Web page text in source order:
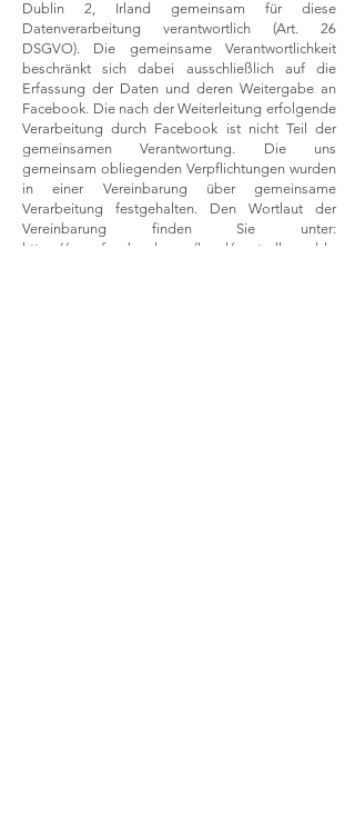
Dublin 2, Irland gemeinsam für diese
Datenverarbeitung verantwortlich (Art. 26
DSGVO). Die gemeinsame Verantwortlichkeit
beschränkt sich dabei ausschließlich auf die
Erfassung der Daten und deren Weitergabe an
Facebook. Die nach der Weiterleitung erfolgende
Verarbeitung durch Facebook ist nicht Teil der
gemeinsamen Verantwortung. Die uns
gemeinsam obliegenden Verpflichtungen wurden
in einer Vereinbarung über gemeinsame
Verarbeitung festgehalten. Den Wortlaut der
Vereinbarung finden Sie unter:
https://www.facebook.com/legal/controller_adde